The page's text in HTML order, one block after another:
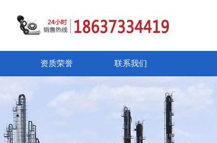
资质荣誉 联系我们